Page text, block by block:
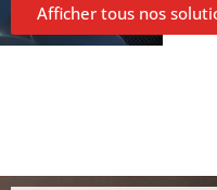
Afficher tous nos